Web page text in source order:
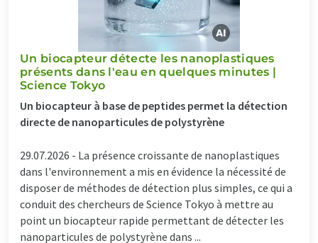
Un biocapteur détecte les nanoplastiques
présents dans l'eau en quelques minutes |
Science Tokyo
Un biocapteur à base de peptides permet la détection
directe de nanoparticules de polystyrène
29.07.2026 - La présence croissante de nanoplastiques
dans l'environnement a mis en évidence la nécessité de
disposer de méthodes de détection plus simples, ce qui a
conduit des chercheurs de Science Tokyo à mettre au
point un biocapteur rapide permettant de détecter les
nanoparticules de polystyrène dans ...